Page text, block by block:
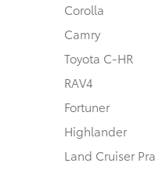
Corolla
Camry
Toyota C-HR
RAV4
Fortuner
Highlander
Land Cruiser